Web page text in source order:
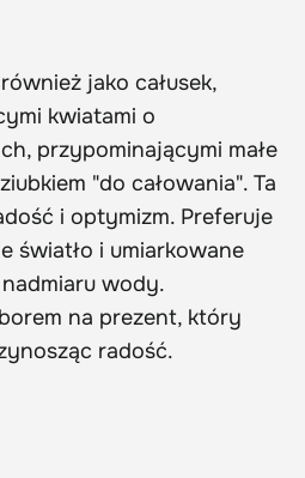
jako całusek,
kwiatami o
przypominającymi małe
"do całowania". Ta
i optymizm. Preferuje
światło i umiarkowane
wody.
na prezent, który
radość.